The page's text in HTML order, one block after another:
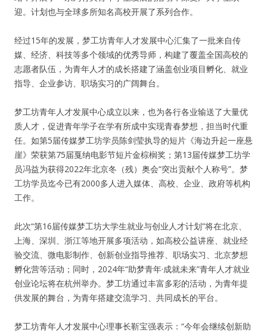
迎。计划也与全球多所知名高校开展了系列合作。
经过15年的发展，梦工坊青年人才发展中心汇集了一批来自传
媒、经济、科技等多个领域的优秀导师，构建了覆盖全国高校的
志愿者队伍，为青年人才的成长搭建了涵盖创业项目孵化、就业
指导、企业参访、职场实习的广阔舞台。
梦工坊青年人才发展中心成立以来，也为各行各业输送了大量优
质人才，促进青年学子在学有所成中实现青春梦想，担当时代重
任。如第5届传媒梦工坊学员陈剑莹执导的短片《海边升起一座悬
崖》荣获第75届戛纳电影节短片金棕榈奖；第13届传媒梦工坊学
员冯益为获得2022年北京冬（残）奥会“突出贡献个人称号”。梦
工坊学员迄今已有2000多人进入媒体、高校、企业、政府等机构
工作。
此次“第16届传媒梦工坊大学生就业与创业人才计划”将在北京、
上海、深圳、浙江等地开展多项活动，如高校公益讲座、就业经
验交流、微电影制作、创新创业指导推荐、职场实习、北京梦想
孵化营等活动；同时，2024年“助梦青年·成就未来”青年人才就业
创业论坛将在杭州举办。梦工坊通过丰富多彩的活动，为青年提
供发展的舞台，为青年搭建交流学习、共同成长的平台。
梦工坊青年人才发展中心理事长靳宝强表示：“今年会继续创新助